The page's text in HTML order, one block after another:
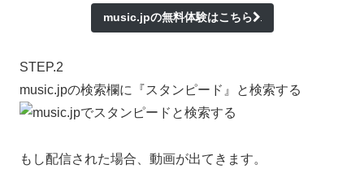
music.jpの無料体験はこちら
STEP.2
music.jpの検索欄に『スタンピード』と検索する
もし配信された場合、動画が出てきます。